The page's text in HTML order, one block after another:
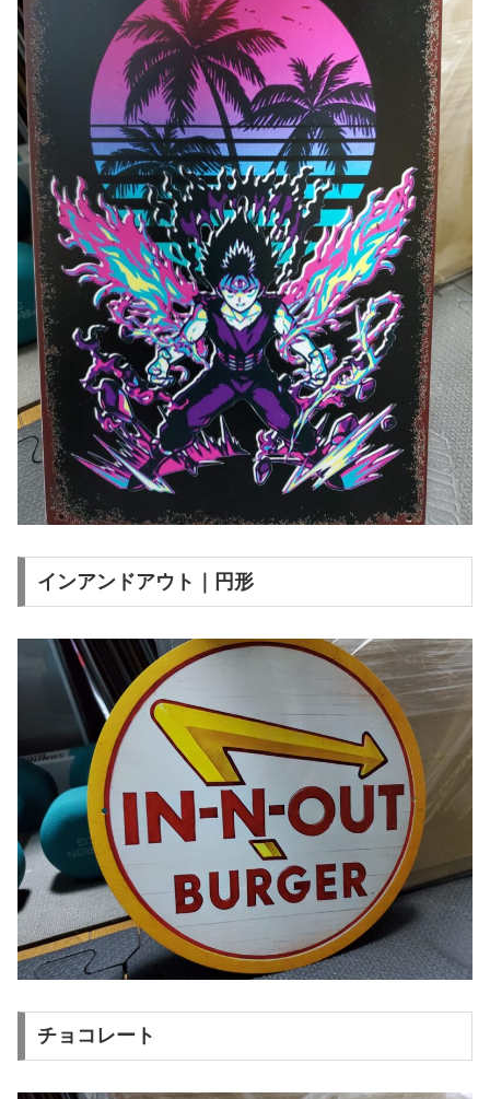
インアンドアウト｜円形
チョコレート